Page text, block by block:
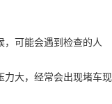
，可能会遇到检查的人
力大，经常会出现堵车现